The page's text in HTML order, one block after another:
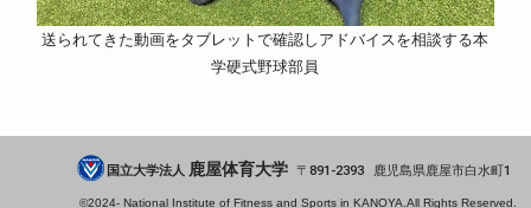
送られてきた動画をタブレットで確認しアドバイスを相談する本
学硬式野球部員
国立大学法人 鹿屋体育大学 891-2393 鹿児島県鹿屋市白水町1
©2024- National Institute of Fitness and Sports in KANOYA.All Rights Reserved.